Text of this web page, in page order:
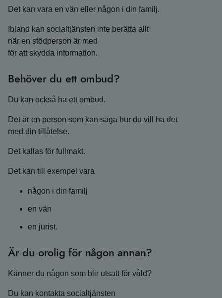
Det kan vara en vän eller någon i din familj.
Ibland kan socialtjänsten inte berätta allt
när en stödperson är med
för att skydda information.
Behöver du ett ombud?
Du kan också ha ett ombud.
Det är en person som kan säga hur du vill ha det
med din tillåtelse.
Det kallas för fullmakt.
Det kan till exempel vara
någon i din familj
en vän
en jurist.
Är du orolig för någon annan?
Känner du någon som blir utsatt för våld?
Du kan kontakta socialtjänsten